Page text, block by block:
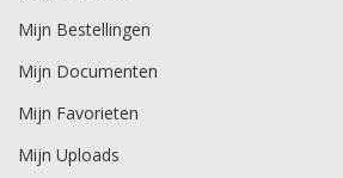
Mijn Bestellingen
Mijn Documenten
Mijn Favorieten
Mijn Uploads